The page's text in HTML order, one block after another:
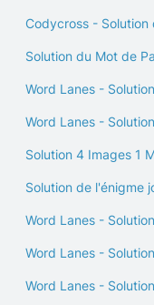
Codycross -
Solution du Mot de
Word Lanes -
Word Lanes -
Solution 4 Images 1
Solution de l'énigme
Word Lanes -
Word Lanes -
Word Lanes -